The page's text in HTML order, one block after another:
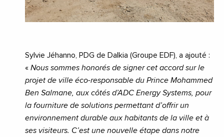
Sylvie Jéhanno, PDG de Dalkia (Groupe EDF), a ajouté :
« Nous sommes honorés de signer cet accord sur le
projet de ville éco-responsable du Prince Mohammed
Ben Salmane, aux côtés d’ADC Energy Systems, pour
la fourniture de solutions permettant d’offrir un
environnement durable aux habitants de la ville et à
ses visiteurs. C’est une nouvelle étape dans notre